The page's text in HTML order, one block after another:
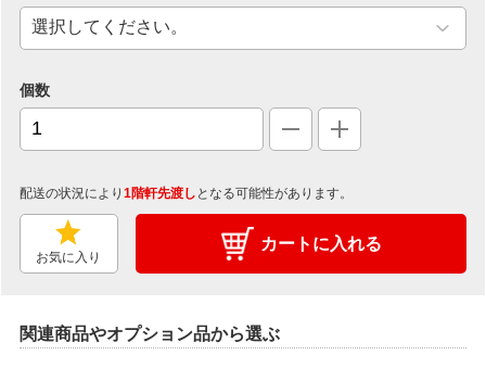
個数
配送の状況により 1階軒先渡し となる可能性があります。
お気に入り
カートに入れる
関連商品やオプション品から選ぶ